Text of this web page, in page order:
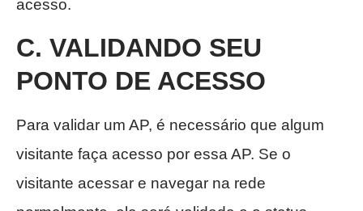
acesso.
C. VALIDANDO SEU
PONTO DE ACESSO
Para validar um AP, é necessário que algum
visitante faça acesso por essa AP. Se o
visitante acessar e navegar na rede